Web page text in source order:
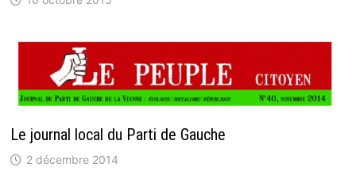
Le journal local du Parti de Gauche
2 décembre 2014